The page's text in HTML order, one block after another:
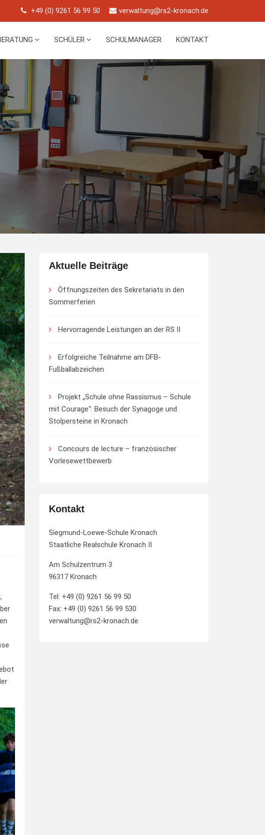
+49 (0) 9261 56 99 50 verwaltung@rs2-kronach.de
SCHÜLER SCHULMANAGER KONTAKT
Aktuelle Beiträge
Öffnungszeiten des Sekretariats in den
Sommerferien
Hervorragende Leistungen an der RS II
Erfolgreiche Teilnahme am DFB-
Fußballabzeichen
Projekt „Schule ohne Rassismus – Schule
mit Courage“: Besuch der Synagoge und
Stolpersteine in Kronach
Concours de lecture – französischer
Vorlesewettbewerb
Kontakt
Siegmund-Loewe-Schule Kronach
Staatliche Realschule Kronach II
Am Schulzentrum 3
96317 Kronach
Tel: +49 (0) 9261 56 99 50
Fax: +49 (0) 9261 56 99 530
verwaltung@rs2-kronach.de